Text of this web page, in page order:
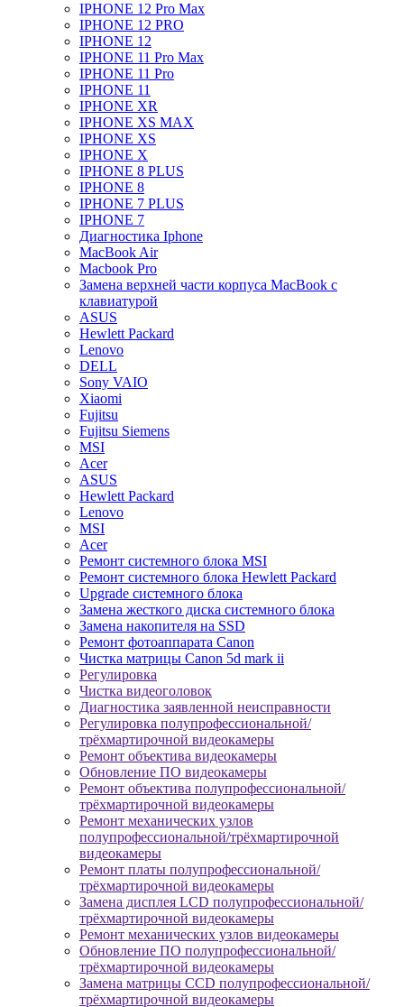
IPHONE 12 Pro Max
IPHONE 12 PRO
IPHONE 12
IPHONE 11 Pro Max
IPHONE 11 Pro
IPHONE 11
IPHONE XR
IPHONE XS MAX
IPHONE XS
IPHONE X
IPHONE 8 PLUS
IPHONE 8
IPHONE 7 PLUS
IPHONE 7
Диагностика Iphone
MacBook Air
Macbook Pro
Замена верхней части корпуса MacBook с
клавиатурой
ASUS
Hewlett Packard
Lenovo
DELL
Sony VAIO
Xiaomi
Fujitsu
Fujitsu Siemens
MSI
Acer
ASUS
Hewlett Packard
Lenovo
MSI
Acer
Ремонт системного блока MSI
Ремонт системного блока Hewlett Packard
Upgrade системного блока
Замена жесткого диска системного блока
Замена накопителя на SSD
Ремонт фотоаппарата Canon
Чистка матрицы Canon 5d mark ii
Регулировка
Чистка видеоголовок
Диагностика заявленной неисправности
Регулировка полупрофессиональной/
трёхмартирочной видеокамеры
Ремонт объектива видеокамеры
Обновление ПО видеокамеры
Ремонт объектива полупрофессиональной/
трёхмартирочной видеокамеры
Ремонт механических узлов
полупрофессиональной/трёхмартирочной
видеокамеры
Ремонт платы полупрофессиональной/
трёхмартирочной видеокамеры
Замена дисплея LCD полупрофессиональной/
трёхмартирочной видеокамеры
Ремонт механических узлов видеокамеры
Обновление ПО полупрофессиональной/
трёхмартирочной видеокамеры
Замена матрицы CCD полупрофессиональной/
трёхмартирочной видеокамеры